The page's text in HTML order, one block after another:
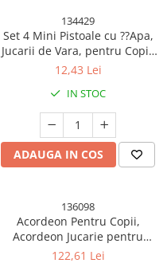
134429
Set 4 Mini Pistoale cu ??Apa,
Jucarii de Vara, pentru Copii,
4 Culori Transparente
12,43 Lei
IN STOC
ADAUGA IN COS
136098
Acordeon Pentru Copii,
Acordeon Jucarie pentru
Educatie Timpurie, 7 butoane
122,61 Lei